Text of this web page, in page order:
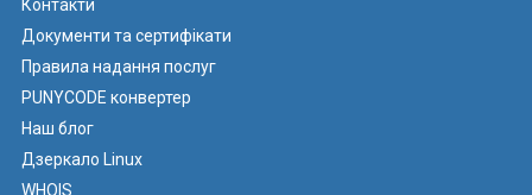
Контакти
Документи та сертифікати
Правила надання послуг
PUNYCODE конвертер
Наш блог
Дзеркало Linux
WHOIS